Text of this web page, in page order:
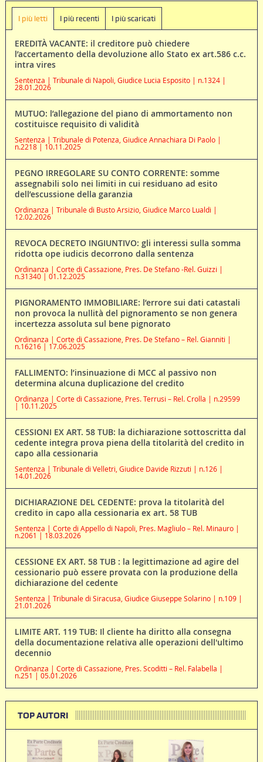
I più letti I più recenti I più scaricati
EREDITÀ VACANTE: il creditore può chiedere
l’accertamento della devoluzione allo Stato ex art.586 c.c.
intra vires
Sentenza | Tribunale di Napoli, Giudice Lucia Esposito | n.1324 |
28.01.2026
MUTUO: l’allegazione del piano di ammortamento non
costituisce requisito di validità
Sentenza | Tribunale di Potenza, Giudice Annachiara Di Paolo |
n.2218 | 10.11.2025
PEGNO IRREGOLARE SU CONTO CORRENTE: somme
assegnabili solo nei limiti in cui residuano ad esito
dell’escussione della garanzia
Ordinanza | Tribunale di Busto Arsizio, Giudice Marco Lualdi |
12.02.2026
REVOCA DECRETO INGIUNTIVO: gli interessi sulla somma
ridotta ope iudicis decorrono dalla sentenza
Ordinanza | Corte di Cassazione, Pres. De Stefano -Rel. Guizzi |
n.31340 | 01.12.2025
PIGNORAMENTO IMMOBILIARE: l’errore sui dati catastali
non provoca la nullità del pignoramento se non genera
incertezza assoluta sul bene pignorato
Ordinanza | Corte di Cassazione, Pres. De Stefano – Rel. Gianniti |
n.16216 | 17.06.2025
FALLIMENTO: l’insinuazione di MCC al passivo non
determina alcuna duplicazione del credito
Ordinanza | Corte di Cassazione, Pres. Terrusi – Rel. Crolla | n.29599
| 10.11.2025
CESSIONI EX ART. 58 TUB: la dichiarazione sottoscritta dal
cedente integra prova piena della titolarità del credito in
capo alla cessionaria
Sentenza | Tribunale di Velletri, Giudice Davide Rizzuti | n.126 |
14.01.2026
DICHIARAZIONE DEL CEDENTE: prova la titolarità del
credito in capo alla cessionaria ex art. 58 TUB
Sentenza | Corte di Appello di Napoli, Pres. Magliulo – Rel. Minauro |
n.2061 | 18.03.2026
CESSIONE EX ART. 58 TUB : la legittimazione ad agire del
cessionario può essere provata con la produzione della
dichiarazione del cedente
Sentenza | Tribunale di Siracusa, Giudice Giuseppe Solarino | n.109 |
21.01.2026
LIMITE ART. 119 TUB: Il cliente ha diritto alla consegna
della documentazione relativa alle operazioni dell'ultimo
decennio
Ordinanza | Corte di Cassazione, Pres. Scoditti – Rel. Falabella |
n.251 | 05.01.2026
TOP AUTORI